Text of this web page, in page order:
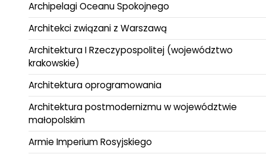
Archipelagi Oceanu Spokojnego
Architekci związani z Warszawą
Architektura I Rzeczypospolitej (województwo
krakowskie)
Architektura oprogramowania
Architektura postmodernizmu w województwie
małopolskim
Armie Imperium Rosyjskiego